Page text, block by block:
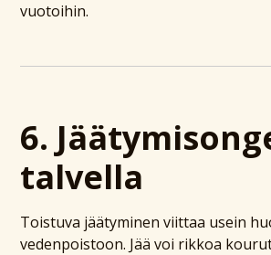
vuotoihin.
6.
talvella
Toistuva jäätyminen viittaa usein
vedenpoistoon. Jää voi rikkoa